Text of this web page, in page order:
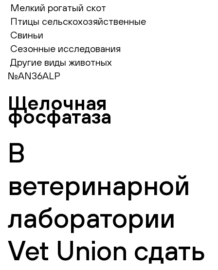
Мелкий рогатый скот
Птицы сельскохозяйственные
Свиньи
Сезонные исследования
Другие виды животных
№AN36ALP
Щелочная
фосфатаза
В
ветеринарной
лаборатории
Vet Union сдать